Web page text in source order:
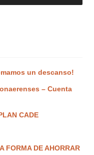
un descanso!
– Cuenta
CADE
FORMA DE AHORRAR